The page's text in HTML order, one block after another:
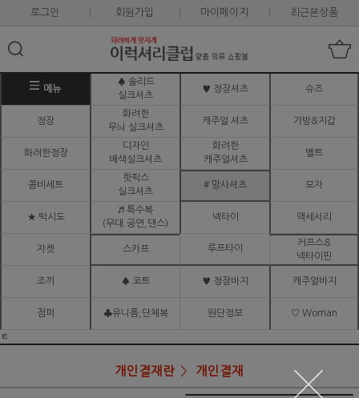
로그인 회원가입 마이페이지 최근본상품
메뉴
♠ 솔리드
실크셔츠
♥ 정장셔츠 슈즈
정장
화려한
무늬 실크셔츠
캐주얼 셔츠 가방&지갑
화려한정장
디자인
배색실크셔츠
화려한
캐주얼셔츠
벨트
콤비세트
핫픽스
실크셔츠
# 망사셔츠 모자
★ 턱시도
♬ 특수복
(무대.공연,댄스)
넥타이 액세서리
자켓 스카프 루프타이
커프스&
넥타이핀
조끼 ♠ 코트 ♥ 정장바지 캐주얼바지
점퍼 ♣유니폼,단체복 원단정보 ♡ Woman
ㅌ
개인결재란 개인결재